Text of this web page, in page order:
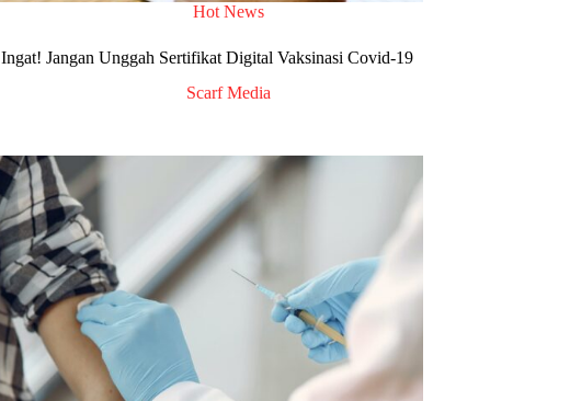
Hot News
Ingat! Jangan Unggah Sertifikat Digital Vaksinasi Covid-19
Scarf Media